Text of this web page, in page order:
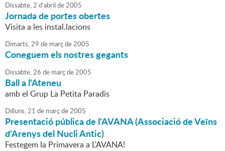
Dissabte,2 d'abril de2005
Jornada de portes obertes
Visita a les instal.lacions
Dimarts,29 de marçde2005
Coneguem els nostres gegants
Dissabte,26 de marçde2005
Ball a l'Ateneu
amb el Grup La Petita Paradis
Dilluns,21 de marçde2005
Presentació pública de l'AVANA (Associació de Veïns
d'Arenys del Nucli Antic)
Festegem la Primavera a L'AVANA!